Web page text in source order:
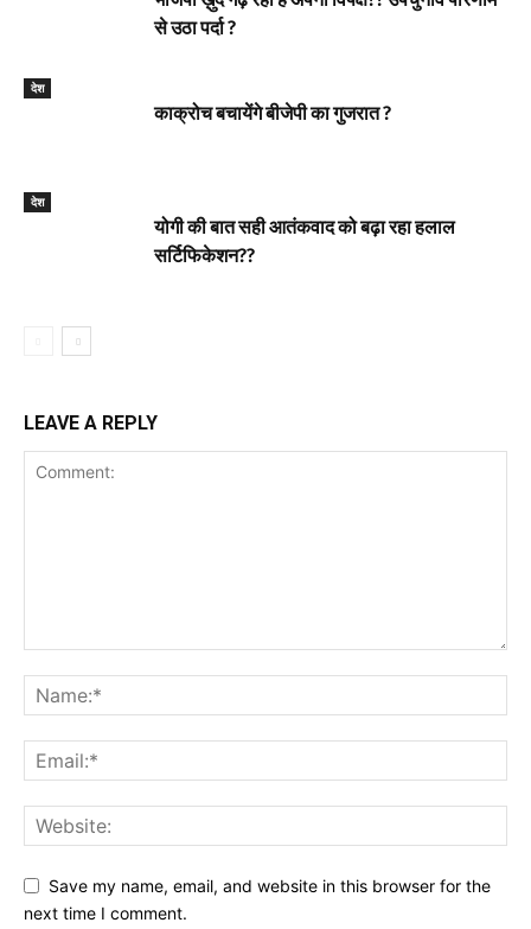
से उठा पर्दा ?
देश
काक्रोच बचायेंगे बीजेपी का गुजरात ?
देश
योगी की बात सही आतंकवाद को बढ़ा रहा हलाल
सर्टिफिकेशन??
LEAVE A REPLY
Save my name, email, and website in this browser for the
next time I comment.